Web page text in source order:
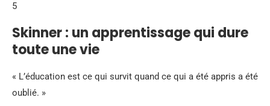
5
Skinner : un apprentissage qui dure
toute une vie
« L’éducation est ce qui survit quand ce qui a été appris a été
oublié. »